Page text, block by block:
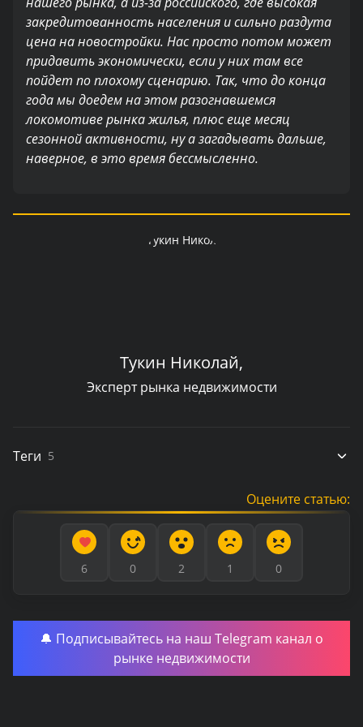
Тукин Николай,
Эксперт рынка недвижимости
закредитованность населения и сильно раздута
цена на новостройки. Нас просто потом может
придавить экономически, если у них там все
пойдет по плохому сценарию. Так, что до конца
года мы доедем на этом разогнавшемся
локомотиве рынка жилья, плюс еще месяц
сезонной активности, ну а загадывать дальше,
наверное, в это время бессмысленно.
Теги 5
Оцените статью:
6 0 2 1 0
🔔 Подписывайтесь на наш Telegram канал о
рынке недвижимости